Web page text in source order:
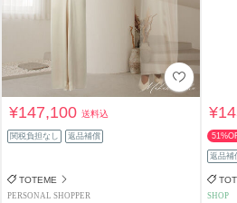
¥147,100送料込
関税負担なし 返品補償
TOTEME
PERSONAL SHOPPER
返品補
SHOP